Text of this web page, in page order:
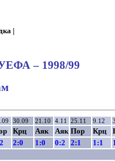
|
– 1998/99
30.09 21.10 4.11 25.11 9.12
Крц Аяк Аяк Пор Крц
2:0 1:0 0:2 2:1 1:1